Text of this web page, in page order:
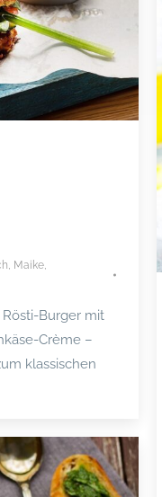
, Maike,
Burger mit
Crème –
klassischen